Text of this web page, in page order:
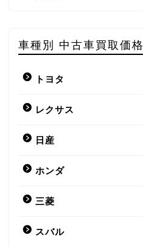
車種別 中古車買取価格
トヨタ
レクサス
日産
ホンダ
三菱
スバル